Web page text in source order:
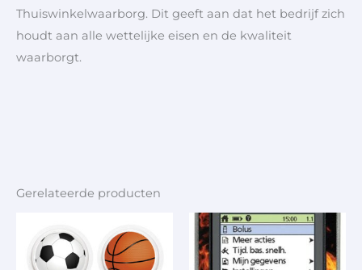
Thuiswinkelwaarborg. Dit geeft aan dat het bedrijf zich
houdt aan alle wettelijke eisen en de kwaliteit
waarborgt.
Gerelateerde producten